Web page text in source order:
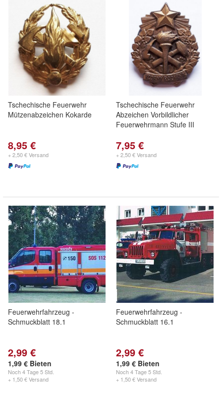
Tschechische Feuerwehr
Mützenabzeichen Kokarde
8,95 €
+ 2,50 € Versand
Tschechische Feuerwehr
Abzeichen Vorbildlicher
Feuerwehrmann Stufe III
7,95 €
+ 2,50 € Versand
Feuerwehrfahrzeug -
Schmuckblatt 18.1
2,99 €
1,99 € Bieten
Noch4 Tage 5 Std.
+ 1,50 € Versand
Feuerwehrfahrzeug -
Schmuckblatt 16.1
2,99 €
1,99 € Bieten
Noch4 Tage 5 Std.
+ 1,50 € Versand